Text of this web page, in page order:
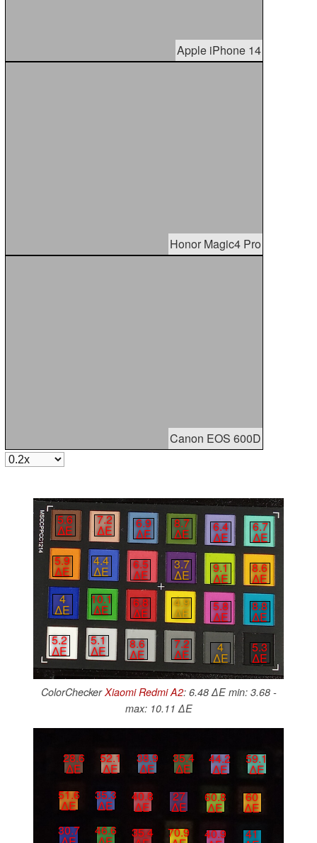
Apple iPhone 14
Honor Magic4 Pro
Canon EOS 600D
5.6
∆E
7.2
∆E 6.9
∆E
8.7
∆E 6.4
∆E
6.7
∆E
5.9
∆E
4.4
∆E 6.5
∆E
3.7
∆E 9.1
∆E
8.6
∆E
4
∆E
10.1
∆E 6.8
∆E
4.9
∆E 5.8
∆E
8.8
∆E
5.2
∆E
5.1
∆E 8.6
∆E
7.2
∆E 4
∆E
5.3
∆E
ColorCheckerXiaomi Redmi A2: 6.48 ∆E min: 3.68 -
max: 10.11 ∆E
28.6
∆E
52.1
∆E
38.9
∆E
35.4
∆E
44.2
∆E
59.1
∆E
51.6
∆E
35.3
∆E
40.8
∆E
27
∆E
60.8
∆E
60
∆E
30.7
46.6 35.4 70.9 40.9 41